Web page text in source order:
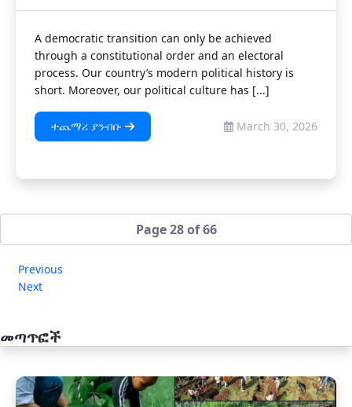
A democratic transition can only be achieved
through a constitutional order and an electoral
process. Our country’s modern political history is
short. Moreover, our political culture has [...]
ተጨማሪ ያንብቡ March 30, 2026
Page 28 of 66
Previous
Next
መጣጥፎች
አዲስ